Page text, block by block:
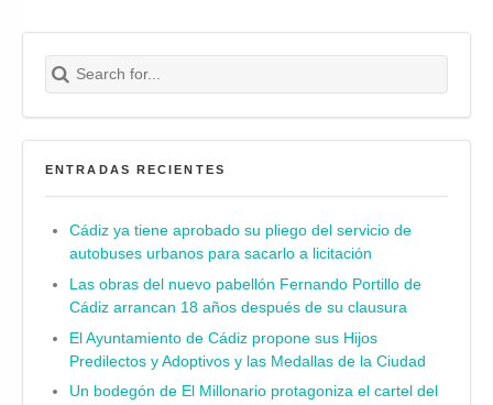
Search for:
Buscar
ENTRADAS RECIENTES
Cádiz ya tiene aprobado su pliego del servicio de
autobuses urbanos para sacarlo a licitación
Las obras del nuevo pabellón Fernando Portillo de
Cádiz arrancan 18 años después de su clausura
El Ayuntamiento de Cádiz propone sus Hijos
Predilectos y Adoptivos y las Medallas de la Ciudad
Un bodegón de El Millonario protagoniza el cartel del